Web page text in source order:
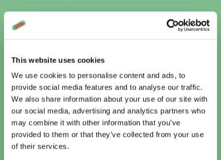
This website uses cookies
We use cookies to personalise content and ads, to
provide social media features and to analyse our traffic.
We also share information about your use of our site with
our social media, advertising and analytics partners who
may combine it with other information that you’ve
provided to them or that they’ve collected from your use
of their services.
8 Stills
Vandaag